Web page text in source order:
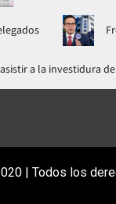
Freund
a Cali para asistir a
| Todos los